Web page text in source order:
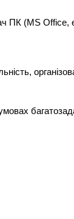
ПК (MS Office,